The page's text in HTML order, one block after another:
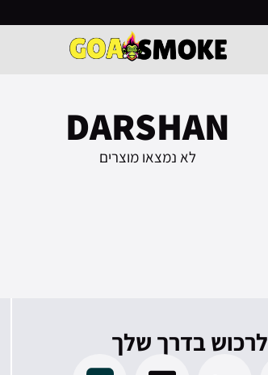
DARSHAN
לא נמצאו מוצרים
לרכוש בדרך שלך